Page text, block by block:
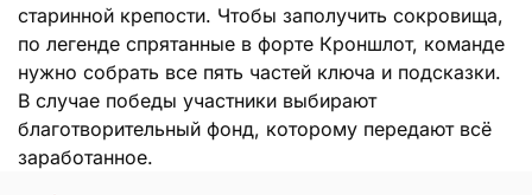
старинной крепости. Чтобы заполучить сокровища,
по легенде спрятанные в форте Кроншлот, команде
нужно собрать все пять частей ключа и подсказки.
В случае победы участники выбирают
благотворительный фонд, которому передают всё
заработанное.